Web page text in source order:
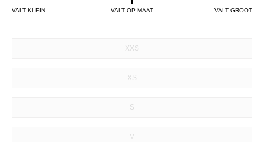
VALT KLEIN VALT OP MAAT VALT GROOT
XXS
XS
S
M